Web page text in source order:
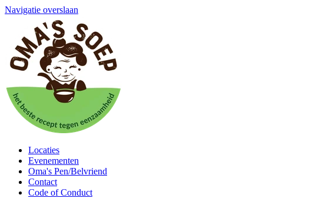
Navigatie overslaan
Locaties
Evenementen
Oma's Pen/Belvriend
Contact
Code of Conduct